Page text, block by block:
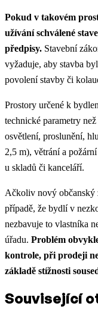
Pokud v takovém
užívání schválené
předpisy. Stavební
vyžaduje, aby stavba
povolení stavby či
Prostory určené k
technické parametry
osvětlení, proslunění,
2,5 m), větrání a
u skladů či kanceláří.
Ačkoliv nový občanský
případě, že bydlí v
nezbavuje to vlastníka
úřadu. Problém
kontrole, při prodeji
základě stížnosti
Související